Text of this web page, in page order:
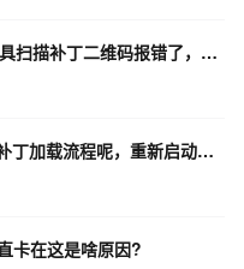
应用研发平台EMAS里Sophix调试工具扫描补丁二维码报错了，要如何排查呢？
请问应用研发平台EMAS怎么check 补丁加载流程呢，重新启动补丁没有生效 ？
卡在这是啥原因?